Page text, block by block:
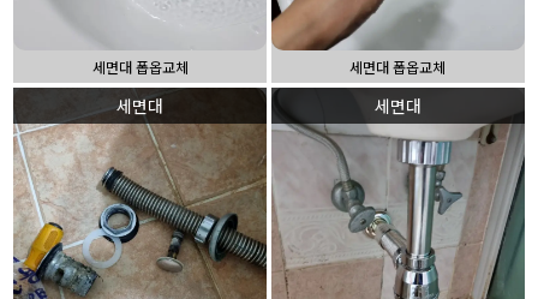
세면대 폽옵교체 세면대 폽옵교체
세면대 세면대